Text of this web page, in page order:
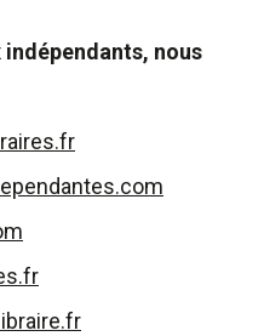
nous